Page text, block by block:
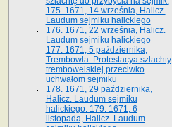
175. 1671, 14 września, Halicz.
Laudum sejmiku halickiego
176. 1671, 22 września, Halicz.
Laudum sejmiku halickiego
177. 1671, 5 października,
Trembowla. Protestacya szlachty
trembowelskiej przeciwko
uchwałom sejmiku
178. 1671, 29 października,
Halicz. Laudum sejmiku
halickiego. 179. 1671, 6
listopada, Halicz. Laudum